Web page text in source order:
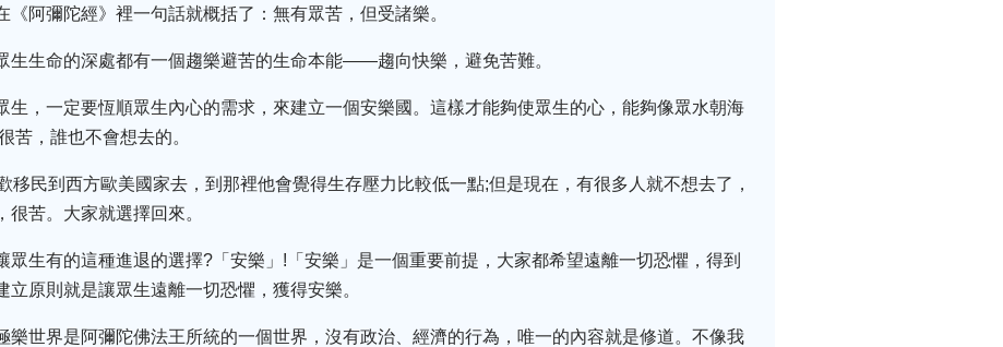
《阿彌陀經》裡一句話就概括了：無有眾苦，但受諸樂。
生生命的深處都有一個趨樂避苦的生命本能——趨向快樂，避免苦難。
生，一定要恆順眾生內心的需求，來建立一個安樂國。這樣才能夠使眾生的心，能夠像眾水朝海
苦，誰也不會想去的。
移民到西方歐美國家去，到那裡他會覺得生存壓力比較低一點;但是現在，有很多人就不想去了，
苦。大家就選擇回來。
眾生有的這種進退的選擇?「安樂」!「安樂」是一個重要前提，大家都希望遠離一切恐懼，得到
原則就是讓眾生遠離一切恐懼，獲得安樂。
樂世界是阿彌陀佛法王所統的一個世界，沒有政治、經濟的行為，唯一的內容就是修道。不像我